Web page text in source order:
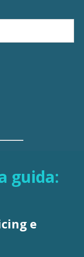
guida:
e